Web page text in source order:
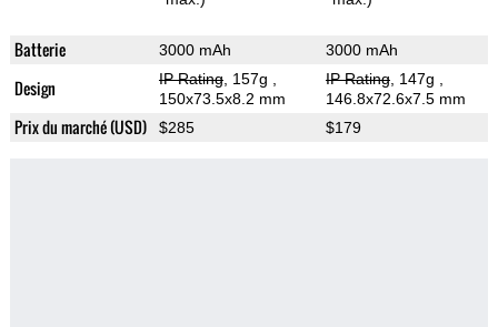
Batterie 3000 mAh 3000 mAh
Design IP Rating, 157g
150x73.5x8.2 mm
IP Rating, 147g
146.8x72.6x7.5 mm
Prix du marché (USD) $285 $179